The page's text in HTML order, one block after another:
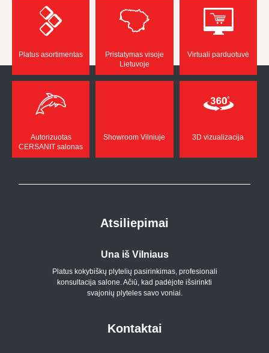
Platus asortimentas
Pristatymas visoje
Lietuvoje
Virtuali parduotuvė
Autorizuotas
CERSANIT salonas
Showroom Vilniuje 3D vizualizacija
Atsiliepimai
Una iš Vilniaus
Platus kokybiškų plytelių pasirinkimas, profesionali
konsultacija salone. Ačiū, kad padėjote išsirinkti
svajonių plyteles savo voniai.
Kontaktai